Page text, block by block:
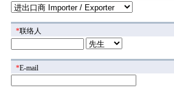
*联络人
*E-mail